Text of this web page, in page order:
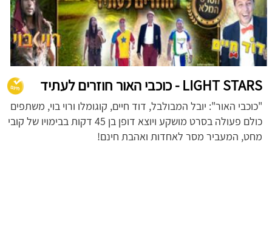
LIGHT STARS - כוכבי האור חוזרים לעתיד
"כוכבי האור": יובל המבולבל, דוד חיים, קוגומלו ורוי בוי, משתפים
כולם פעולה בסרט מושקע ויוצא דופן בן 45 דקות בבימויו של קובי
מחט, המעביר מסר לאחדות ואהבת חינם!